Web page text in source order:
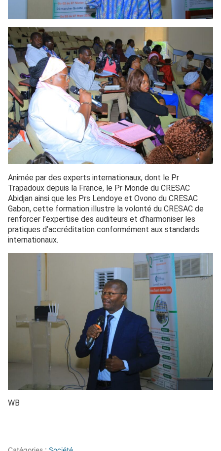
Animée par des experts internationaux, dont le Pr
Trapadoux depuis la France, le Pr Monde du CRESAC
Abidjan ainsi que les Prs Lendoye et Ovono du CRESAC
Gabon, cette formation illustre la volonté du CRESAC de
renforcer l’expertise des auditeurs et d’harmoniser les
pratiques d’accréditation conformément aux standards
internationaux.
WB